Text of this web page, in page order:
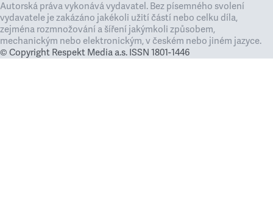
Autorská práva vykonává vydavatel. Bez písemného svolení
vydavatele je zakázáno jakékoli užití částí nebo celku díla,
zejména rozmnožování a šíření jakýmkoli způsobem,
mechanickým nebo elektronickým, v českém nebo jiném jazyce.
© Copyright Respekt Media a.s. ISSN 1801-1446